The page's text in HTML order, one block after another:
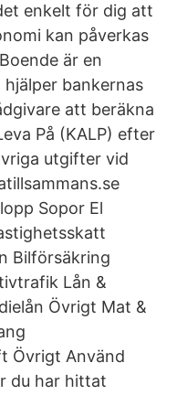
enkelt för dig att
kan påverkas
är en
bankernas
att beräkna
På (KALP) efter
utgifter vid
Sopor El
Bilförsäkring
Lån &
Övrigt Mat &
Övrigt Använd
du har hittat